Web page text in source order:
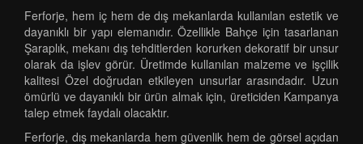
Ferforje, hem iç hem de dış mekanlarda kullanılan estetik ve
dayanıklı bir yapı elemanıdır. Özellikle Bahçe için tasarlanan
Şaraplık, mekanı dış tehditlerden korurken dekoratif bir unsur
olarak da işlev görür. Üretimde kullanılan malzeme ve işçilik
kalitesi Özel doğrudan etkileyen unsurlar arasındadır. Uzun
ömürlü ve dayanıklı bir ürün almak için, üreticiden Kampanya
talep etmek faydalı olacaktır.
Ferforje, dış mekanlarda hem güvenlik hem de görsel açıdan